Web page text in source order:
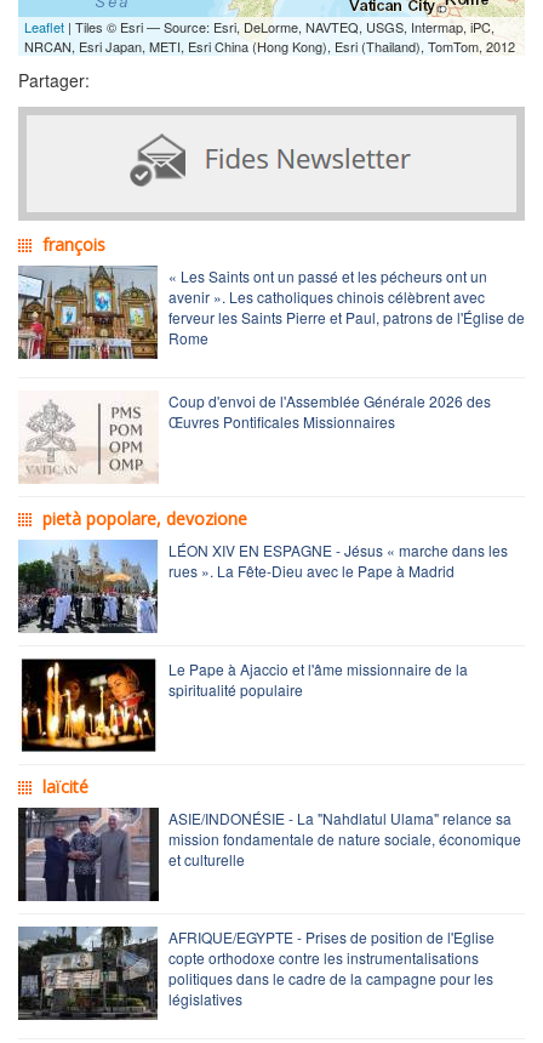
Leaflet | Tiles © Esri — Source: Esri, DeLorme, NAVTEQ, USGS, Intermap, iPC,
NRCAN, Esri Japan, METI, Esri China (Hong Kong), Esri (Thailand), TomTom, 2012
Partager:
françois
« Les Saints ont un passé et les pécheurs ont un
avenir ». Les catholiques chinois célèbrent avec
ferveur les Saints Pierre et Paul, patrons de l'Église de
Rome
Coup d'envoi de l'Assemblée Générale 2026 des
Œuvres Pontificales Missionnaires
pietà popolare, devozione
LÉON XIV EN ESPAGNE - Jésus « marche dans les
rues ». La Fête-Dieu avec le Pape à Madrid
Le Pape à Ajaccio et l'âme missionnaire de la
spiritualité populaire
laïcité
ASIE/INDONÉSIE - La "Nahdlatul Ulama" relance sa
mission fondamentale de nature sociale, économique
et culturelle
AFRIQUE/EGYPTE - Prises de position de l'Eglise
copte orthodoxe contre les instrumentalisations
politiques dans le cadre de la campagne pour les
législatives